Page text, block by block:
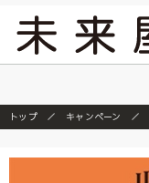
トップ キャンペーン